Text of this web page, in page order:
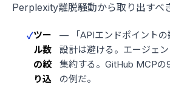
Perplexity離脱騒動から取り出すべ
ツー
ル数
の絞
り込
— 「APIエンドポイントの
設計は避ける。エージェ
集約する。GitHub MCPの
の例だ。